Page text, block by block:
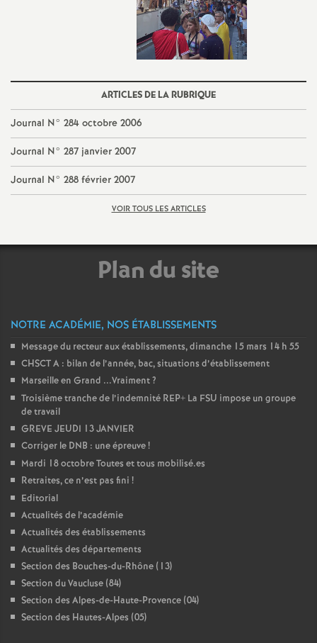
i
g
n
m
e
d
e
S
ARTICLES DE LA RUBRIQUE
Journal N° 284 octobre 2006
Journal N° 287 janvier 2007
Journal N° 288 février 2007
VOIR TOUS LES ARTICLES
Plan du site
NOTRE ACADÉMIE, NOS ÉTABLISSEMENTS
Message du recteur aux établissements, dimanche 15 mars 14 h 55
CHSCT A : bilan de l’année, bac, situations d’établissement
Marseille en Grand ...Vraiment?
Troisième tranche de l’indemnité REP+ La FSU impose un groupe
de travail
GREVE JEUDI 13 JANVIER
Corriger le DNB : une épreuve!
Mardi 18 octobre Toutes et tous mobilisé.es
Retraites, ce n’est pas fini !
Editorial
Actualités de l’académie
Actualités des établissements
Actualités des départements
Section des Bouches-du-Rhône (13)
Section du Vaucluse (84)
Section des Alpes-de-Haute-Provence (04)
Section des Hautes-Alpes (05)